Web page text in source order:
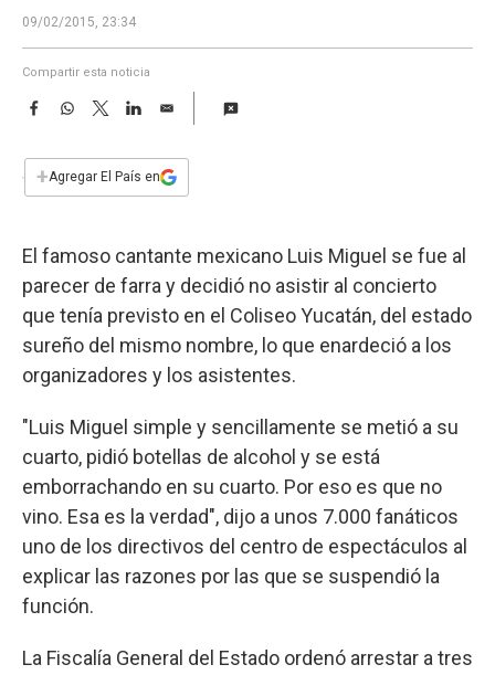
a
09/02/2015, 23:34
Compartir esta noticia
F
e
b
k
W
s
p
T
w
t
L
n
E
i
l
+Agregar El País en
El famoso cantante mexicano Luis Miguel se fue al
parecer de farra y decidió no asistir al concierto
que tenía previsto en el Coliseo Yucatán, del estado
sureño del mismo nombre, lo que enardeció a los
organizadores y los asistentes.
"Luis Miguel simple y sencillamente se metió a su
cuarto, pidió botellas de alcohol y se está
emborrachando en su cuarto. Por eso es que no
vino. Esa es la verdad", dijo a unos 7.000 fanáticos
uno de los directivos del centro de espectáculos al
explicar las razones por las que se suspendió la
función.
La Fiscalía General del Estado ordenó arrestar a tres